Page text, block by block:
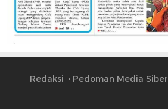
Redaksi Pedoman Media Siber